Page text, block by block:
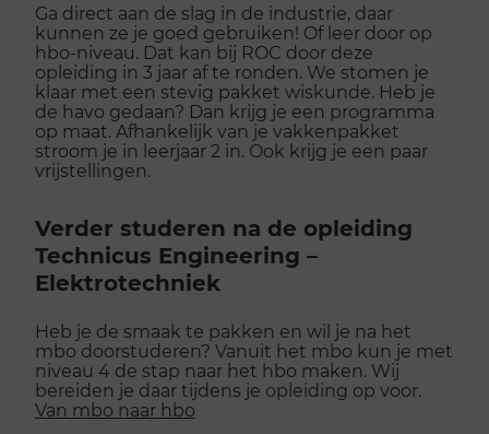
Ga direct aan de slag in de industrie, daar
kunnen ze je goed gebruiken! Of leer door op
hbo-niveau. Dat kan bij ROC door deze
opleiding in 3 jaar af te ronden. We stomen je
klaar met een stevig pakket wiskunde. Heb je
de havo gedaan? Dan krijg je een programma
op maat. Afhankelijk van je vakkenpakket
stroom je in leerjaar 2 in. Ook krijg je een paar
vrijstellingen.
Verder studeren na de opleiding
Technicus Engineering –
Elektrotechniek
Heb je de smaak te pakken en wil je na het
mbo doorstuderen? Vanuit het mbo kun je met
niveau 4 de stap naar het hbo maken. Wij
bereiden je daar tijdens je opleiding op voor.
Van mbo naar hbo